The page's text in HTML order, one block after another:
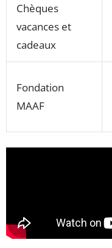
Chèques
vacances et
cadeaux
Fondation
MAAF